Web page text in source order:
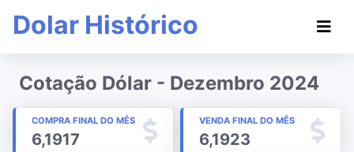
Dolar Histórico
Cotação Dólar - Dezembro 2024
COMPRA FINAL DO MÊS
6,1917
VENDA FINAL DO MÊS
6,1923